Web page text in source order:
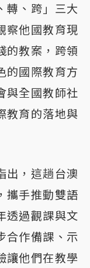
轉、跨」三大
察他國教育現
的教案，跨領
的國際教育方
與全國教師社
教育的落地與
出，這趟台澳
攜手推動雙語
透過觀課與文
合作備課、示
讓他們在教學